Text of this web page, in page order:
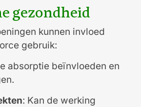
gezondheid
kunnen invloed
gebruik:
absorptie beïnvloeden en
: Kan de werking